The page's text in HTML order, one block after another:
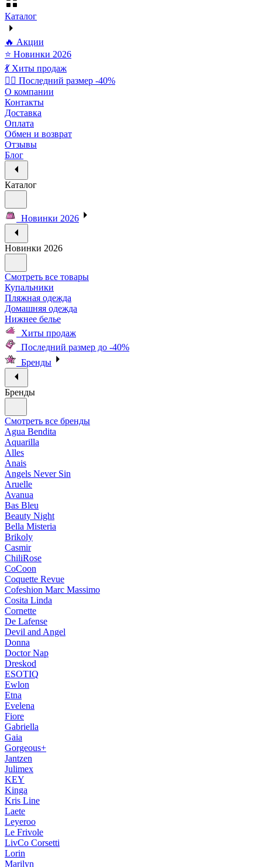
Каталог
🔥 Акции
⭐ Новинки 2026
💃 Хиты продаж
🏃‍♀️ Последний размер -40%
О компании
Контакты
Доставка
Оплата
Обмен и возврат
Отзывы
Блог
Каталог
Новинки 2026
Новинки 2026
Смотреть все товары
Купальники
Пляжная одежда
Домашняя одежда
Нижнее белье
Хиты продаж
Последний размер до -40%
Бренды
Бренды
Смотреть все бренды
Agua Bendita
Aquarilla
Alles
Anais
Angels Never Sin
Aruelle
Avanua
Bas Bleu
Beauty Night
Bella Misteria
Brikoly
Casmir
ChiliRose
CoCoon
Coquette Revue
Cofeshion Marc Massimo
Cosita Linda
Cornette
De Lafense
Devil and Angel
Donna
Doctor Nap
Dreskod
ESOTIQ
Ewlon
Etna
Evelena
Fiore
Gabriella
Gaia
Gorgeous+
Jantzen
Julimex
KEY
Kinga
Kris Line
Laete
Leyeroo
Le Frivole
LivCo Corsetti
Lorin
Marilyn